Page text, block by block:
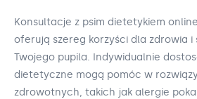
Konsultacje z psim dietetykiem
oferują szereg korzyści dla zdrowia i
Twojego pupila. Indywidualnie
dietetyczne mogą pomóc w
zdrowotnych, takich jak alergie